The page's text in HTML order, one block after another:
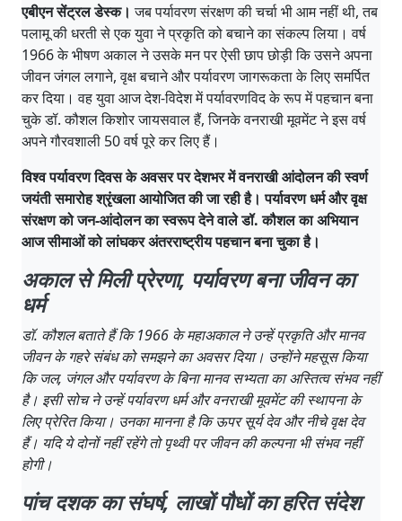
एबीएन सेंट्रल डेस्क। जब पर्यावरण संरक्षण की चर्चा भी आम नहीं थी, तब
पलामू की धरती से एक युवा ने प्रकृति को बचाने का संकल्प लिया। वर्ष
1966 के भीषण अकाल ने उसके मन पर ऐसी छाप छोड़ी कि उसने अपना
जीवन जंगल लगाने, वृक्ष बचाने और पर्यावरण जागरूकता के लिए समर्पित
कर दिया। वह युवा आज देश-विदेश में पर्यावरणविद के रूप में पहचान बना
चुके डॉ. कौशल किशोर जायसवाल हैं, जिनके वनराखी मूवमेंट ने इस वर्ष
अपने गौरवशाली 50 वर्ष पूरे कर लिए हैं।
विश्व पर्यावरण दिवस के अवसर पर देशभर में वनराखी आंदोलन की स्वर्ण
जयंती समारोह श्रृंखला आयोजित की जा रही है। पर्यावरण धर्म और वृक्ष
संरक्षण को जन-आंदोलन का स्वरूप देने वाले डॉ. कौशल का अभियान
आज सीमाओं को लांघकर अंतरराष्ट्रीय पहचान बना चुका है।
अकाल से मिली प्रेरणा, पर्यावरण बना जीवन का
धर्म
डॉ. कौशल बताते हैं कि 1966 के महाअकाल ने उन्हें प्रकृति और मानव
जीवन के गहरे संबंध को समझने का अवसर दिया। उन्होंने महसूस किया
कि जल, जंगल और पर्यावरण के बिना मानव सभ्यता का अस्तित्व संभव नहीं
है। इसी सोच ने उन्हें पर्यावरण धर्म और वनराखी मूवमेंट की स्थापना के
लिए प्रेरित किया। उनका मानना है कि ऊपर सूर्य देव और नीचे वृक्ष देव
हैं। यदि ये दोनों नहीं रहेंगे तो पृथ्वी पर जीवन की कल्पना भी संभव नहीं
होगी।
पांच दशक का संघर्ष, लाखों पौधों का हरित संदेश